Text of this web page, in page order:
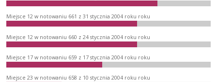
Miejsce 12 w notowaniu 661 z 31 stycznia 2004 roku roku
Miejsce 12 w notowaniu 660 z 24 stycznia 2004 roku roku
Miejsce 17 w notowaniu 659 z 17 stycznia 2004 roku roku
Miejsce 23 w notowaniu 658 z 10 stycznia 2004 roku roku